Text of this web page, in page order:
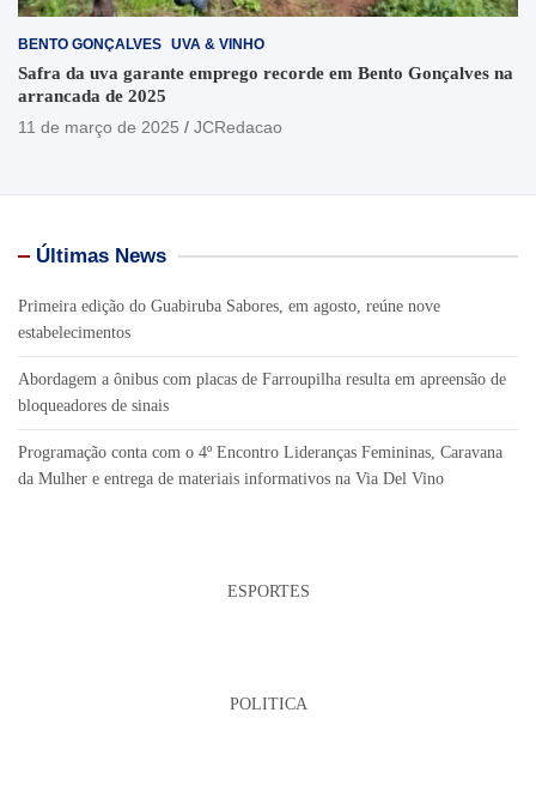
BENTO GONÇALVES UVA & VINHO
Safra da uva garante emprego recorde em Bento Gonçalves na
arrancada de 2025
11 de março de 2025
JCRedacao
Últimas News
Primeira edição do Guabiruba Sabores, em agosto, reúne nove
estabelecimentos
Abordagem a ônibus com placas de Farroupilha resulta em apreensão de
bloqueadores de sinais
Programação conta com o 4º Encontro Lideranças Femininas, Caravana
da Mulher e entrega de materiais informativos na Via Del Vino
ESPORTES
POLITICA